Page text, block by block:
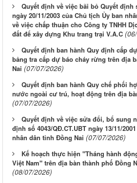
Quyết định về việc bãi bỏ Quyết định
ngày 20/11/2003 của Chủ tịch Ủy ban
về việc chấp thuận cho Công ty TNHH
đất để xây dựng Khu trang trại V.A.C
Quyết định ban hành Quy định cấp
bảng tra cấp dự báo cháy rừng trên địa
Nai (07/07/2026)
Quyết định ban hành Quy chế phối
nước ngoài cư trú, hoạt động trên địa
(07/07/2026)
Quyết định về việc sửa đổi, bổ sung
định số 4043/QĐ.CT.UBT ngày 13/11/
nhân dân tỉnh Đồng Nai (07/07/2026)
Kế hoạch thực hiện "Tháng hành
Việt Nam" trên địa bàn thành phố Đồng
(08/07/2026)